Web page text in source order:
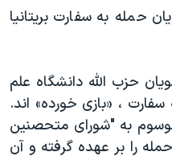
حمله به سفارت بریتانیا
حزب الله دانشگاه علم
، «بازی خورده» اند.
به "شورای متحصنین
را بر عهده گرفته و آن